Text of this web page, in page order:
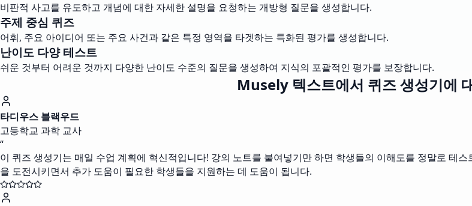
비판적 사고를 유도하고 개념에 대한 자세한 설명을 요청하는 개방형 질문을 생성합니다.
주제 중심 퀴즈
어휘, 주요 아이디어 또는 주요 사건과 같은 특정 영역을 타겟하는 특화된 평가를 생성합니다.
난이도 다양 테스트
쉬운 것부터 어려운 것까지 다양한 난이도 수준의 질문을 생성하여 지식의 포괄적인 평가를 보장합니다.
Musely 텍스트에서 퀴즈 생성기에
타디우스 블랙우드
고등학교 과학 교사
“
이 퀴즈 생성기는 매일 수업 계획에 혁신적입니다! 강의 노트를 붙여넣기만 하면 학생들의 이해도를 정말로 테
을 도전시키면서 추가 도움이 필요한 학생들을 지원하는 데 도움이 됩니다.